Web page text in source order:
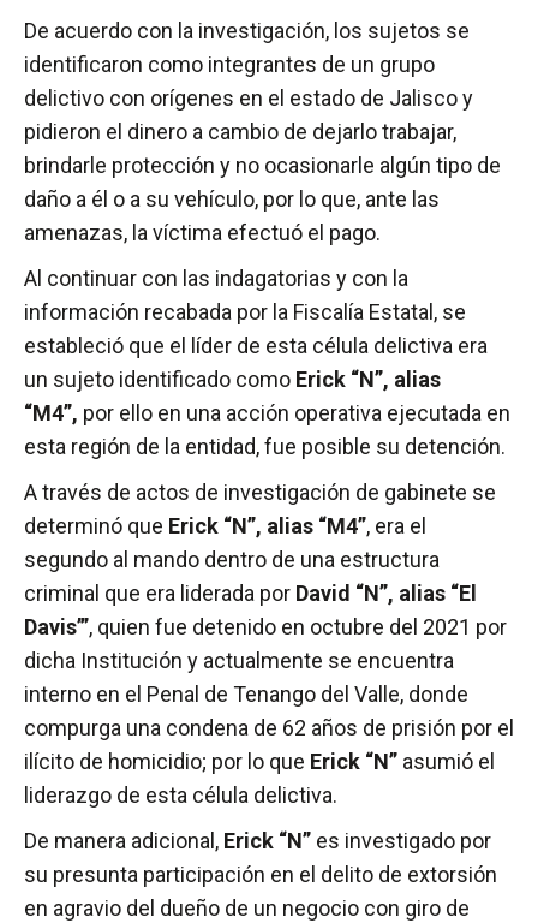
De acuerdo con la investigación, los sujetos se
identificaron como integrantes de un grupo
delictivo con orígenes en el estado de Jalisco y
pidieron el dinero a cambio de dejarlo trabajar,
brindarle protección y no ocasionarle algún tipo de
daño a él o a su vehículo, por lo que, ante las
amenazas, la víctima efectuó el pago.
Al continuar con las indagatorias y con la
información recabada por la Fiscalía Estatal, se
estableció que el líder de esta célula delictiva era
un sujeto identificado como Erick “N”, alias
“M4”, por ello en una acción operativa ejecutada en
esta región de la entidad, fue posible su detención.
A través de actos de investigación de gabinete se
determinó que Erick “N”, alias “M4”, era el
segundo al mando dentro de una estructura
criminal que era liderada por David “N”, alias “El
Davis’”, quien fue detenido en octubre del 2021 por
dicha Institución y actualmente se encuentra
interno en el Penal de Tenango del Valle, donde
compurga una condena de 62 años de prisión por el
ilícito de homicidio; por lo que Erick “N” asumió el
liderazgo de esta célula delictiva.
De manera adicional, Erick “N” es investigado por
su presunta participación en el delito de extorsión
en agravio del dueño de un negocio con giro de